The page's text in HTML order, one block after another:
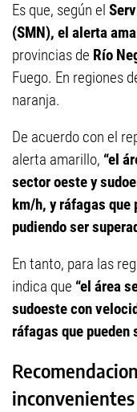
Es que, según el
(SMN), el alerta
provincias de Río
Fuego. En regiones
naranja.
De acuerdo con el
alerta amarillo, “el
sector oeste y
km/h, y ráfagas
pudiendo ser
En tanto, para las
indica que “el área
sudoeste con
ráfagas que pueden
inconvenientes